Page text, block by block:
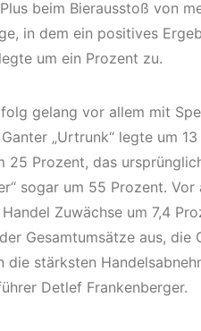
beim Bierausstoß von
in dem ein positives
um ein Prozent zu.
gelang vor allem mit
„Urtrunk“ legte um
25 Prozent, das
sogar um 55 Prozent.
Handel Zuwächse um 7,4
Gesamtumsätze aus,
die stärksten
Detlef Frankenberger.